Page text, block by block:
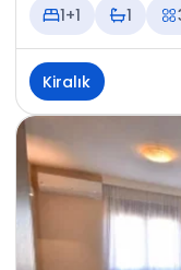
1+1
1
Kiralık